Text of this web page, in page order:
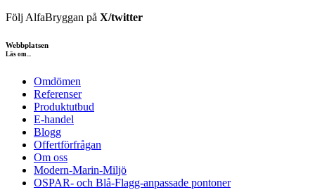
Följ AlfaBryggan på X/twitter
Webbplatsen
Läs om...
Omdömen
Referenser
Produktutbud
E-handel
Blogg
Offertförfrågan
Om oss
Modern-Marin-Miljö
OSPAR- och Blå-Flagg-anpassade pontoner